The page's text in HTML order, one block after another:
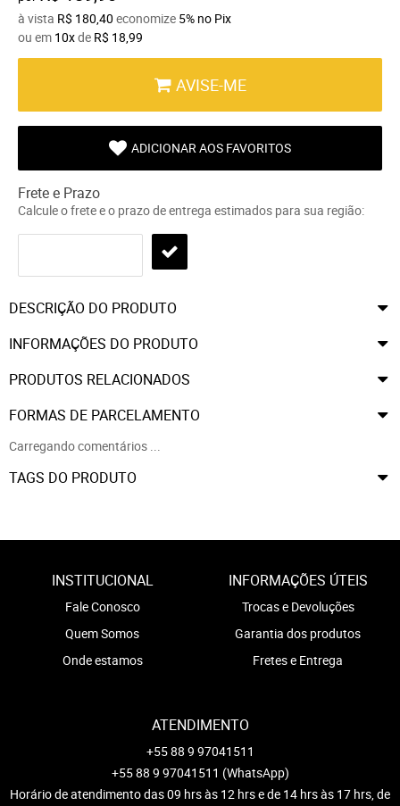
à vista R$ 180,40 economize 5% no Pix
ou em 10xde R$ 18,99
AVISE-ME
ADICIONAR AOS FAVORITOS
Frete e Prazo
Calcule o frete e o prazo de entrega estimados para sua região:
DESCRIÇÃO DO PRODUTO
INFORMAÇÕES DO PRODUTO
PRODUTOS RELACIONADOS
FORMAS DE PARCELAMENTO
Carregando comentários ...
TAGS DO PRODUTO
INSTITUCIONAL
Fale Conosco
Quem Somos
Onde estamos
INFORMAÇÕES ÚTEIS
Trocas e Devoluções
Garantia dos produtos
Fretes e Entrega
ATENDIMENTO
+55 88 9 97041511
+55 88 9 97041511 (WhatsApp)
Horário de atendimento das 09 hrs às 12 hrs e de 14 hrs às 17 hrs, de